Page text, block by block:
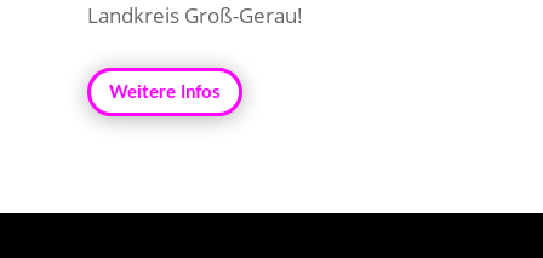
Landkreis Groß-Gerau!
Weitere Infos